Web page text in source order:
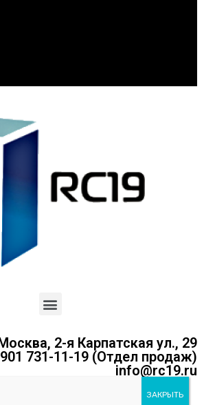
2-я Карпатская ул., 29
731-11-19 (Отдел продаж)
info@rc19.ru